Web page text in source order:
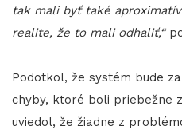
tak mali byť také
realite, že to mali odhaliť,“
Podotkol, že systém bude
chyby, ktoré boli priebežne
uviedol, že žiadne z